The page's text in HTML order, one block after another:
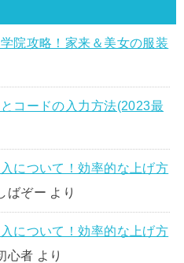
院攻略！家来＆美女の服装
コードの入力方法(2023最
について！効率的な上げ方
ばぞー より
について！効率的な上げ方
心者 より